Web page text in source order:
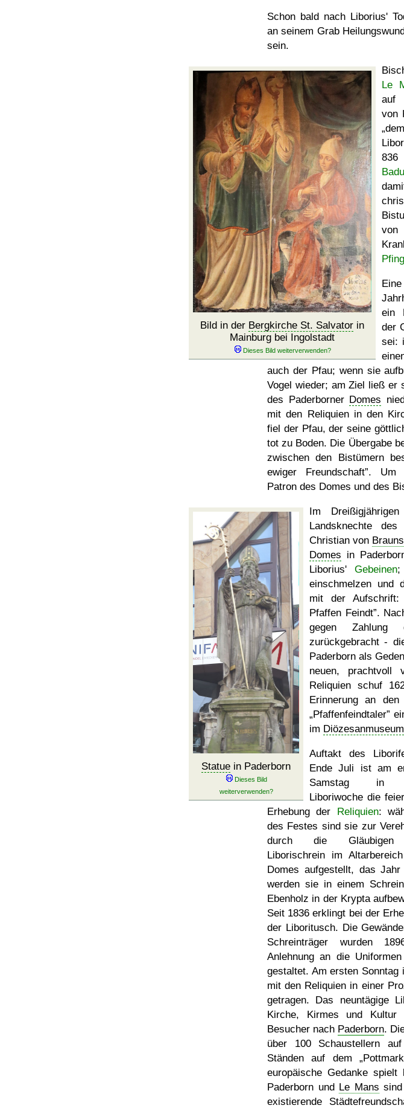
Schon bald nach Liborius'
an seinem Grab
sein.
Bild in der Bergkirche St. Salvator in
Mainburg bei Ingolstadt
Le
auf
von
836
ein
der
sei:
auch der Pfau; wenn sie
Vogel wieder; am Ziel ließ er
des Paderborner Domes
mit den Reliquien in den
fiel der Pfau, der seine
tot zu Boden. Die Übergabe
zwischen den Bistümern
ewiger Freundschaft . Um
Patron des Domes und des
Statue in Paderborn
Im
Landsknechte
Christian von
Domes in
Liborius'Gebeinen;
einschmelzen und
mit der Aufschrift:
Pfaffen Feindt .
gegen Zahlung
zurückgebracht -
Paderborn als
neuen, prachtvoll
Reliquien schuf
Erinnerung an
Pfaffenfeindtaler
im Diözesanmuseum
Auftakt des
Ende Juli ist am
Samstag in
Liboriwoche die
Erhebung der Reliquien:
des Festes sind sie zur
durch die
Liborischrein im
Domes aufgestellt, das Jahr
werden sie in einem
Ebenholz in der Krypta
Seit 1836 erklingt bei der
der Liboritusch. Die
Schreinträger wurden
Anlehnung an die
gestaltet. Am ersten
mit den Reliquien in einer
getragen. Das neuntägige
Kirche, Kirmes und
Besucher nach Paderborn.
über 100 Schaustellern
Ständen auf dem
europäische Gedanke
Paderborn und Le Mans
existierende